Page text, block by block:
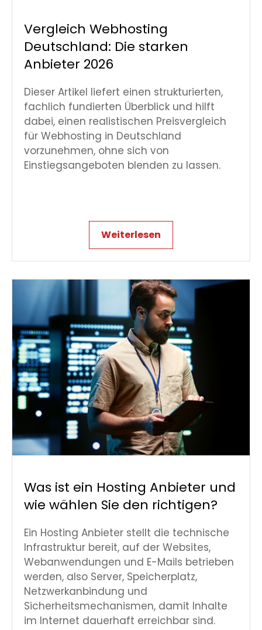
Vergleich Webhosting
Deutschland: Die starken
Anbieter 2026
Dieser Artikel liefert einen strukturierten,
fachlich fundierten Überblick und hilft
dabei, einen realistischen Preisvergleich
für Webhosting in Deutschland
vorzunehmen, ohne sich von
Einstiegsangeboten blenden zu lassen.
Weiterlesen
Was ist ein Hosting Anbieter und
wie wählen Sie den richtigen?
Ein Hosting Anbieter stellt die technische
Infrastruktur bereit, auf der Websites,
Webanwendungen und E-Mails betrieben
werden, also Server, Speicherplatz,
Netzwerkanbindung und
Sicherheitsmechanismen, damit Inhalte
im Internet dauerhaft erreichbar sind.